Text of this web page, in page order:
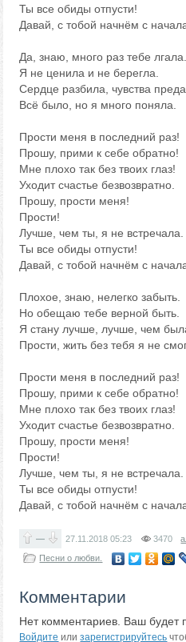
Ты все обиды отпусти!
Давай, с тобой начнём с
Да, знаю, много раз тебе лгала.
Я не ценила и не берегла.
Сердце разбила, чувства
Всё было, но я много поняла.
Прости меня в последний раз!
Прошу, прими к себе обратно!
Мне плохо так без твоих глаз!
Уходит счастье безвозвратно.
Прошу, прости меня!
Прости!
Лучше, чем ты, я не встречала.
Ты все обиды отпусти!
Давай, с тобой начнём с
Плохое, знаю, нелегко забыть.
Но обещаю тебе верной быть.
Я стану лучше, лучше, чем
Прости, жить без тебя я не
Прости меня в последний раз!
Прошу, прими к себе обратно!
Мне плохо так без твоих глаз!
Уходит счастье безвозвратно.
Прошу, прости меня!
Прости!
Лучше, чем ты, я не встречала.
Ты все обиды отпусти!
Давай, с тобой начнём с
— 27.11.201805:23 3470
Песни о любви.
Комментарии
Нет комментариев. Ваш будет
Войдите илизарегистрируйтесь